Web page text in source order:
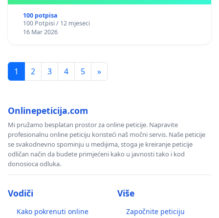
100 potpisa
100 Potpisi / 12 mjeseci
16 Mar 2026
1 2 3 4 5 »
Onlinepeticija.com
Mi pružamo besplatan prostor za online peticije. Napravite
profesionalnu online peticiju koristeći naš močni servis. Naše peticije
se svakodnevno spominju u medijima, stoga je kreiranje peticije
odličan način da budete primjećeni kako u javnosti tako i kod
donosioca odluka.
Vodiči
Kako pokrenuti online
Više
Započnite peticiju